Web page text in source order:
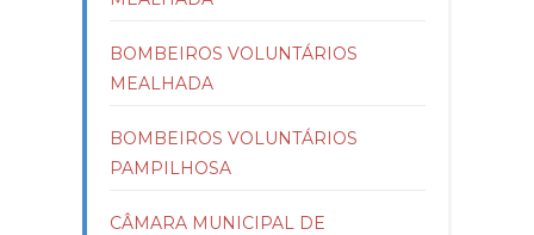
BOMBEIROS VOLUNTÁRIOS
MEALHADA
BOMBEIROS VOLUNTÁRIOS
PAMPILHOSA
CÂMARA MUNICIPAL DE